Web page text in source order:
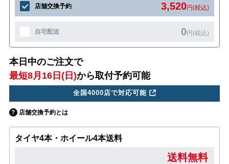
店舗交換予約 3,520円(税込)
自宅配送 0円(税込)
本日中のご注文で
最短8月16日(日)から取付予約可能
全国4000店で対応可能
店舗交換予約とは
タイヤ4本・ホイール4本送料
送料無料